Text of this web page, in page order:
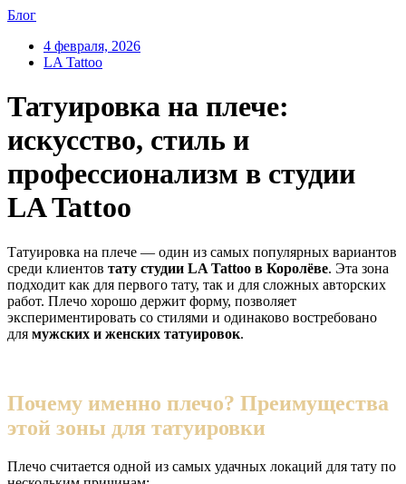
Блог
4 февраля, 2026
LA Tattoo
Татуировка на плече:
искусство, стиль и
профессионализм в студии
LA Tattoo
Татуировка на плече — один из самых популярных вариантов
среди клиентов тату студии LA Tattoo в Королёве. Эта зона
подходит как для первого тату, так и для сложных авторских
работ. Плечо хорошо держит форму, позволяет
экспериментировать со стилями и одинаково востребовано
для мужских и женских татуировок.
Почему именно плечо? Преимущества
этой зоны для татуировки
Плечо считается одной из самых удачных локаций для тату по